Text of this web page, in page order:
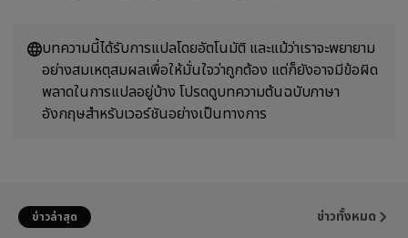
บทความนี้ได้รับการแปลโดยอัตโนมัติ และแม้ว่าเราจะพยายาม
อย่างสมเหตุสมผลเพื่อให้มั่นใจว่าถูกต้อง แต่ก็ยังอาจมีข้อผิด
พลาดในการแปลอยู่บ้าง โปรดดูบทความต้นฉบับภาษา
อังกฤษสำหรับเวอร์ชันอย่างเป็นทางการ
ข่าวล่าสุด ข่าวทั้งหมด